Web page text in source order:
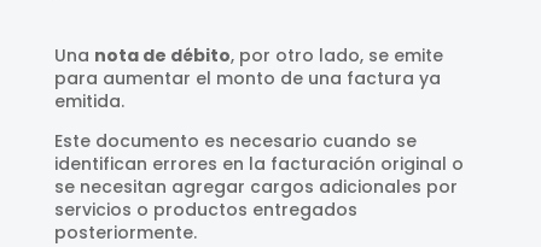
Una nota de débito, por otro lado, se emite
para aumentar el monto de una factura ya
emitida.
Este documento es necesario cuando se
identifican errores en la facturación original o
se necesitan agregar cargos adicionales por
servicios o productos entregados
posteriormente.